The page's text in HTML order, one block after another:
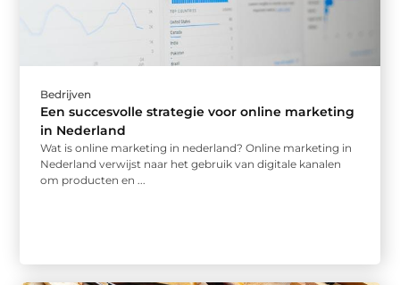
Bedrijven
Een succesvolle strategie voor online marketing
in Nederland
Wat is online marketing in nederland? Online marketing in
Nederland verwijst naar het gebruik van digitale kanalen
om producten en ...